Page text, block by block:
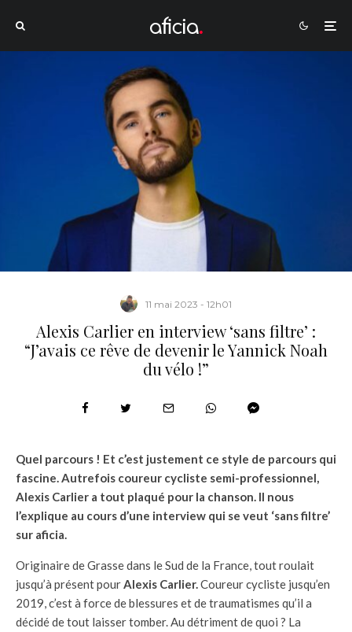
11 mai 2023 - 12h01
Alexis Carlier en interview ‘sans filtre’ :
“J’avais ce rêve de devenir le Yannick Noah
du vélo !”
Quel parcours ! Et c’est justement ce style de parcours qui
fascine. Autrefois coureur cycliste semi-professionnel,
Alexis Carlier a tout plaqué pour la chanson. Il nous
l’explique au cours d’une interview qui se veut ‘sans filtre’
sur aficia.
Originaire de Grasse dans le Sud de la France, tout roulait
jusqu’à présent pourAlexis Carlier.Coureur cycliste jusqu’en
2019, c’est à force de blessures et de traumatismes qu’il a
décidé de tout laisser tomber. Au détriment de quoi ? La